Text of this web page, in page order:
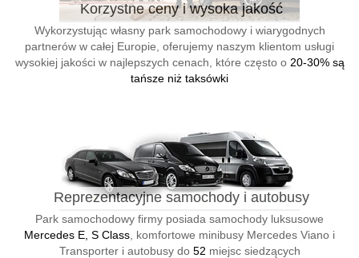
Korzystne ceny i wysoka jakość
Wykorzystując własny park samochodowy i wiarygodnych
partnerów w całej Europie, oferujemy naszym klientom usługi
wysokiej jakości w najlepszych cenach, które często o 20-30% są
tańsze niż taksówki
Reprezentacyjne samochody i autobusy
Park samochodowy firmy posiada samochody luksusowe
Mercedes E, S Class , komfortowe minibusy Mercedes Viano i
Transporter i autobusy do 52 miejsc siedzących